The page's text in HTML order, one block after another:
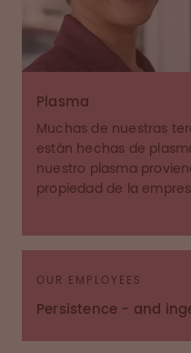
Plasma
Muchas de nuestras
están hechas de
nuestro plasma
propiedad de la
OUR EMPLOYEES
Persistence - and